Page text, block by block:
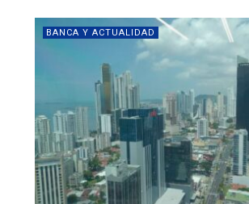
BANCA Y ACTUALIDAD